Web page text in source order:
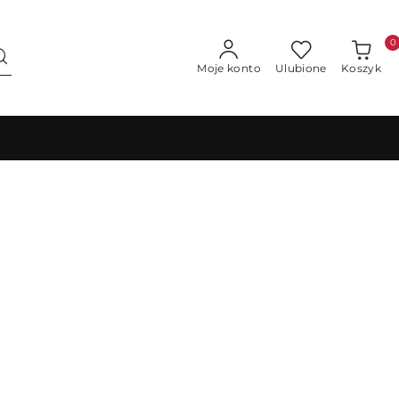
Moje konto Ulubione Koszyk
0